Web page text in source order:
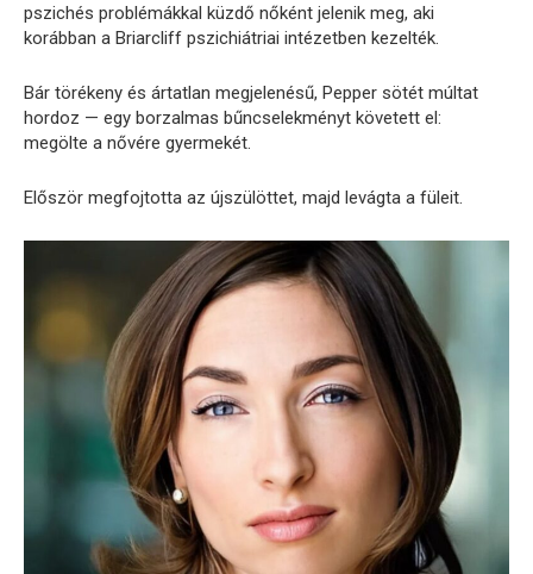
pszichés problémákkal küzdő nőként jelenik meg, aki
korábban a Briarcliff pszichiátriai intézetben kezelték.
Bár törékeny és ártatlan megjelenésű, Pepper sötét múltat
hordoz — egy borzalmas bűncselekményt követett el:
megölte a nővére gyermekét.
Először megfojtotta az újszülöttet, majd levágta a füleit.